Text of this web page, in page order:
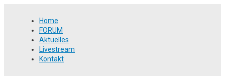
Home
FORUM
Aktuelles
Livestream
Kontakt